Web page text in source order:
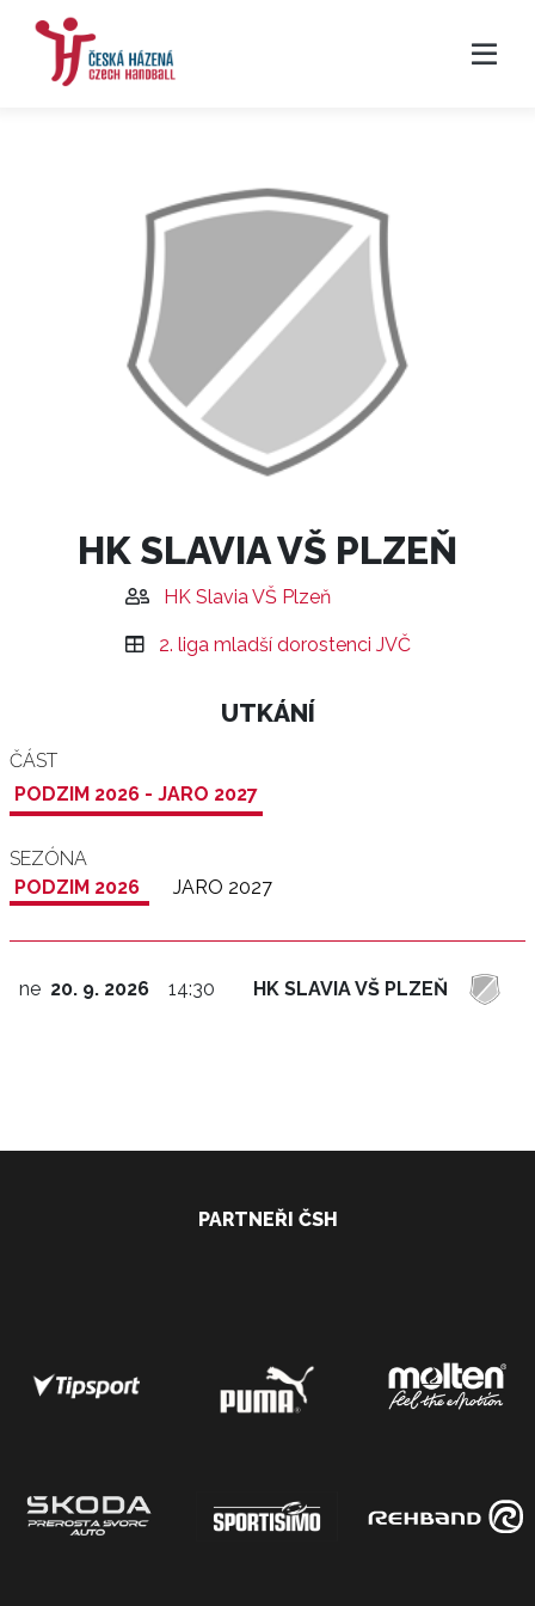
HK SLAVIA VŠ PLZEŇ
HK Slavia VŠ Plzeň
2. liga mladší dorostenci JVČ
UTKÁNÍ
ČÁST
PODZIM 2026 - JARO 2027
SEZÓNA
PODZIM 2026
JARO 2027
ne 20. 9. 2026 14:30 HK SLAVIA VŠ PLZEŇ
PARTNEŘI ČSH